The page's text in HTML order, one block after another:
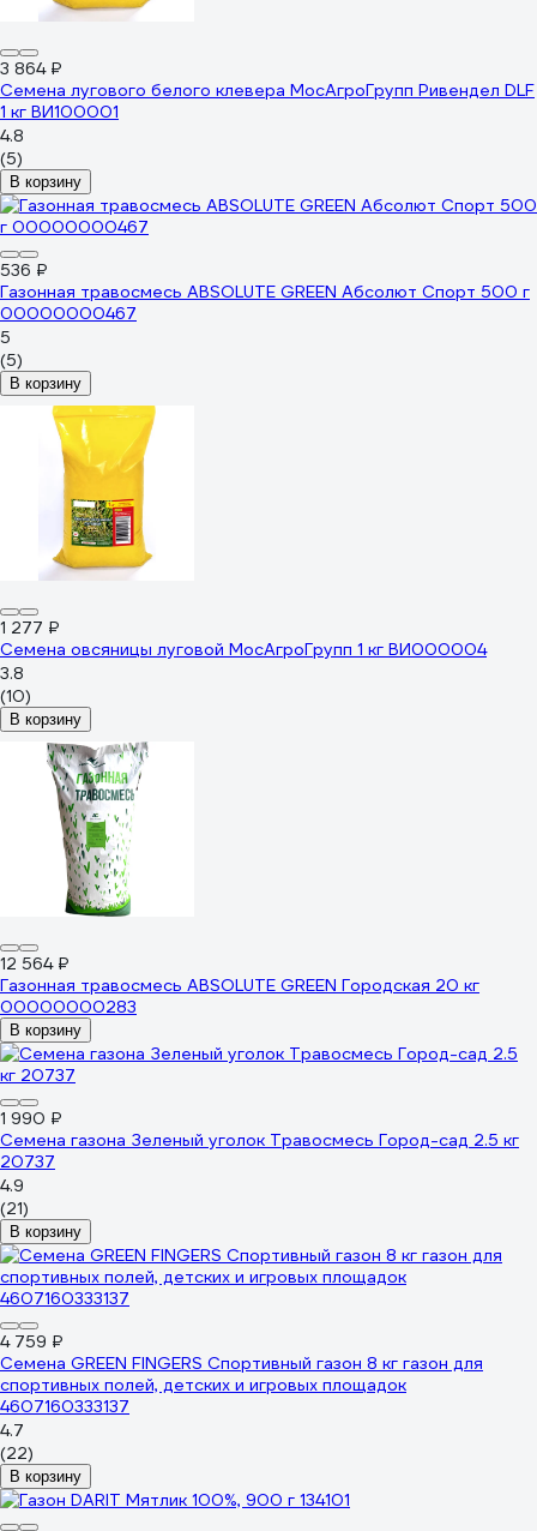
3 864 ₽
Семена лугового белого клевера МосАгроГрупп Ривендел DLF
1 кг ВИ100001
4.8
(5)
В корзину
536 ₽
Газонная травосмесь ABSOLUTE GREEN Абсолют Спорт 500 г
00000000467
5
(5)
В корзину
1 277 ₽
Семена овсяницы луговой МосАгроГрупп 1 кг ВИ000004
3.8
(10)
В корзину
12 564 ₽
Газонная травосмесь ABSOLUTE GREEN Городская 20 кг
00000000283
В корзину
1 990 ₽
Семена газона Зеленый уголок Травосмесь Город-сад 2.5 кг
20737
4.9
(21)
В корзину
4 759 ₽
Семена GREEN FINGERS Спортивный газон 8 кг газон для
спортивных полей, детских и игровых площадок
4607160333137
4.7
(22)
В корзину